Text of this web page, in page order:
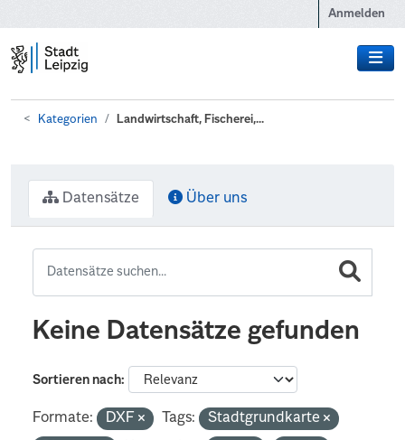
Anmelden
Kategorien Landwirtschaft, Fischerei,...
Datensätze Über uns
Keine Datensätze gefunden
Sortieren nach
Formate: DXF Tags:
Stadtgrundkarte